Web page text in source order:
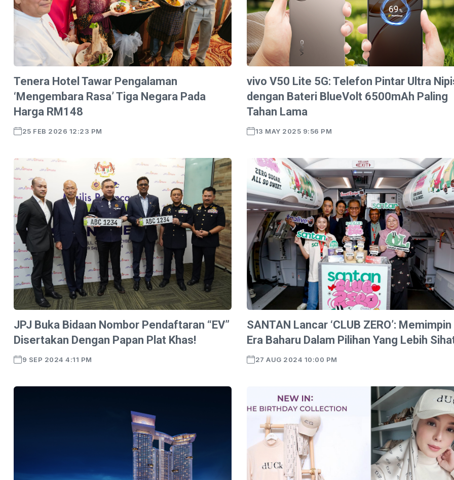
Tenera Hotel Tawar Pengalaman
‘Mengembara Rasa’ Tiga Negara Pada
Harga RM148
25 FEB 2026 12:23 PM
vivo V50 Lite 5G: Telefon Pintar Ultra
dengan Bateri BlueVolt 6500mAh Paling
Tahan Lama
13 MAY 2025 9:56 PM
JPJ Buka Bidaan Nombor Pendaftaran “EV”
Disertakan Dengan Papan Plat Khas!
9 SEP 2024 4:11 PM
SANTAN Lancar ‘CLUB ZERO’: Memimpin
Era Baharu Dalam Pilihan Yang Lebih
27 AUG 2024 10:00 PM